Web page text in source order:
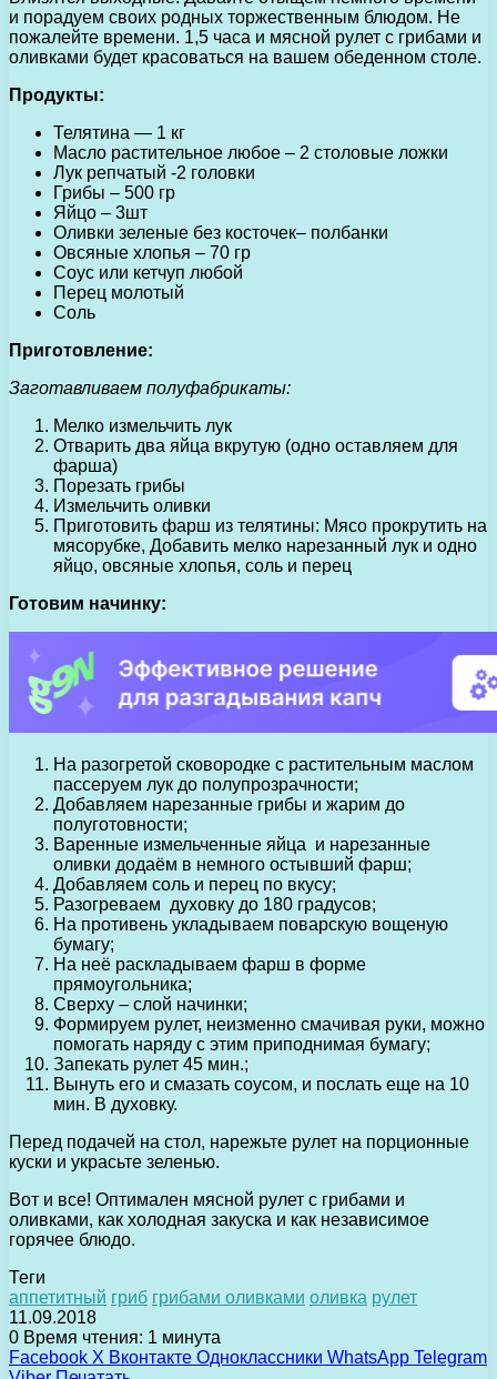
и порадуем своих родных торжественным блюдом. Не
пожалейте времени. 1,5 часа и мясной рулет с грибами и
оливками будет красоваться на вашем обеденном столе.
Продукты:
Телятина — 1 кг
Масло растительное любое – 2 столовые ложки
Лук репчатый -2 головки
Грибы – 500 гр
Яйцо – 3шт
Оливки зеленые без косточек– полбанки
Овсяные хлопья – 70 гр
Соус или кетчуп любой
Перец молотый
Соль
Приготовление:
Заготавливаем полуфабрикаты:
Мелко измельчить лук
Отварить два яйца вкрутую (одно оставляем для
фарша)
Порезать грибы
Измельчить оливки
Приготовить фарш из телятины: Мясо прокрутить на
мясорубке, Добавить мелко нарезанный лук и одно
яйцо, овсяные хлопья, соль и перец
Готовим начинку:
На разогретой сковородке с растительным маслом
пассеруем лук до полупрозрачности;
Добавляем нарезанные грибы и жарим до
полуготовности;
Варенные измельченные яйца и нарезанные
оливки додаём в немного остывший фарш;
Добавляем соль и перец по вкусу;
Разогреваем духовку до 180 градусов;
На противень укладываем поварскую вощеную
бумагу;
На неё раскладываем фарш в форме
прямоугольника;
Сверху – слой начинки;
Формируем рулет, неизменно смачивая руки, можно
помогать наряду с этим приподнимая бумагу;
Запекать рулет 45 мин.;
Вынуть его и смазать соусом, и послать еще на 10
мин. В духовку.
Перед подачей на стол, нарежьте рулет на порционные
куски и украсьте зеленью.
Вот и все! Оптимален мясной рулет с грибами и
оливками, как холодная закуска и как независимое
горячее блюдо.
Теги
аппетитный гриб грибами оливками оливка рулет
11.09.2018
0 Время чтения: 1 минута
Facebook X Вконтакте Одноклассники WhatsApp Telegram